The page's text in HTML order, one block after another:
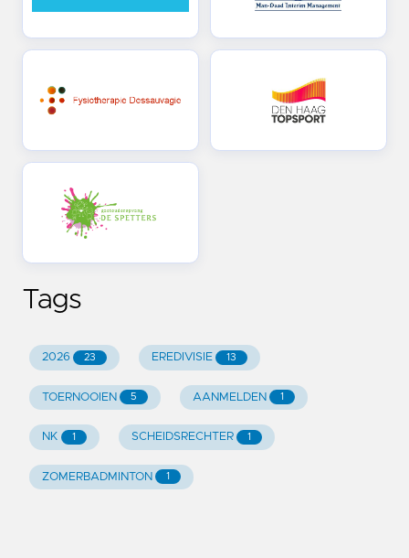
Tags
2026 23 EREDIVISIE 13
TOERNOOIEN 5 AANMELDEN 1
NK 1 SCHEIDSRECHTER 1
ZOMERBADMINTON 1